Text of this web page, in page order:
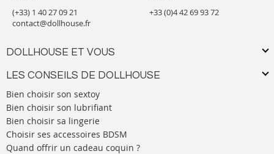
(+33) 1 40 27 09 21
contact@dollhouse.fr
DOLLHOUSE ET VOUS
LES CONSEILS DE DOLLHOUSE
Bien choisir son sextoy
Bien choisir son lubrifiant
Bien choisir sa lingerie
Choisir ses accessoires BDSM
Quand offrir un cadeau coquin ?
+33 (0)4 42 69 93 72